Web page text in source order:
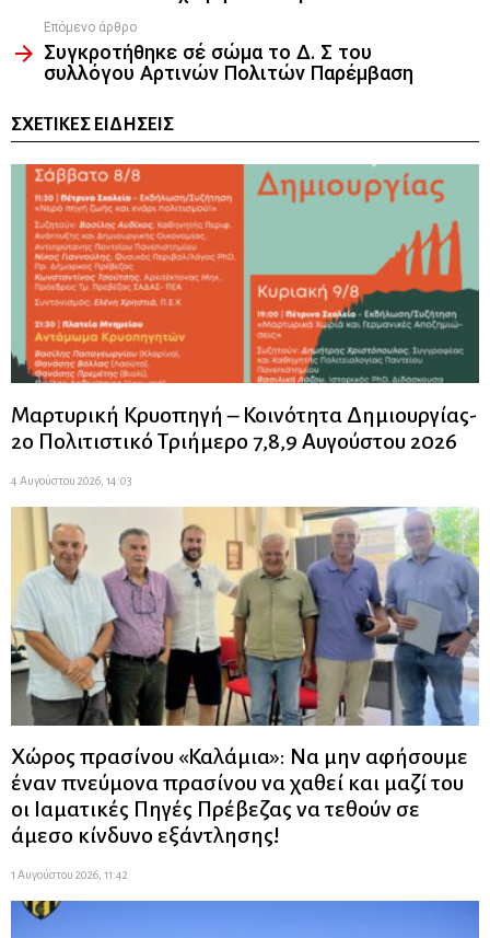
Επόμενο άρθρο
Συγκροτήθηκε σέ σώμα το Δ. Σ του
συλλόγου Αρτινών Πολιτών Παρέμβαση
ΣΧΕΤΙΚΈΣ ΕΙΔΉΣΕΙΣ
Μαρτυρική Κρυοπηγή – Κοινότητα Δημιουργίας-
2ο Πολιτιστικό Τριήμερο 7,8,9 Αυγούστου 2026
4 Αυγούστου 2026, 14:03
Χώρος πρασίνου «Καλάμια»: Να μην αφήσουμε
έναν πνεύμονα πρασίνου να χαθεί και μαζί του
οι Ιαματικές Πηγές Πρέβεζας να τεθούν σε
άμεσο κίνδυνο εξάντλησης!
1 Αυγούστου 2026, 11:42